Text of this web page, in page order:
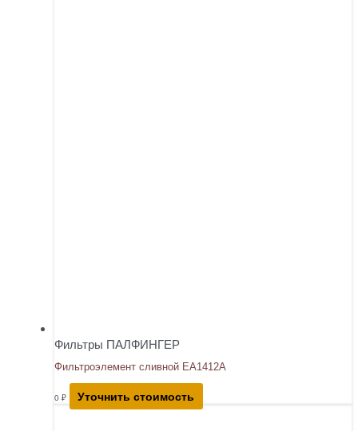
Фильтры ПАЛФИНГЕР
Фильтроэлемент сливной EA1412A
0 ₽ Уточнить стоимость